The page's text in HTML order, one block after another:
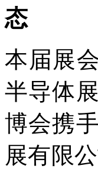
态
本届展
半导体
博会携
展有限